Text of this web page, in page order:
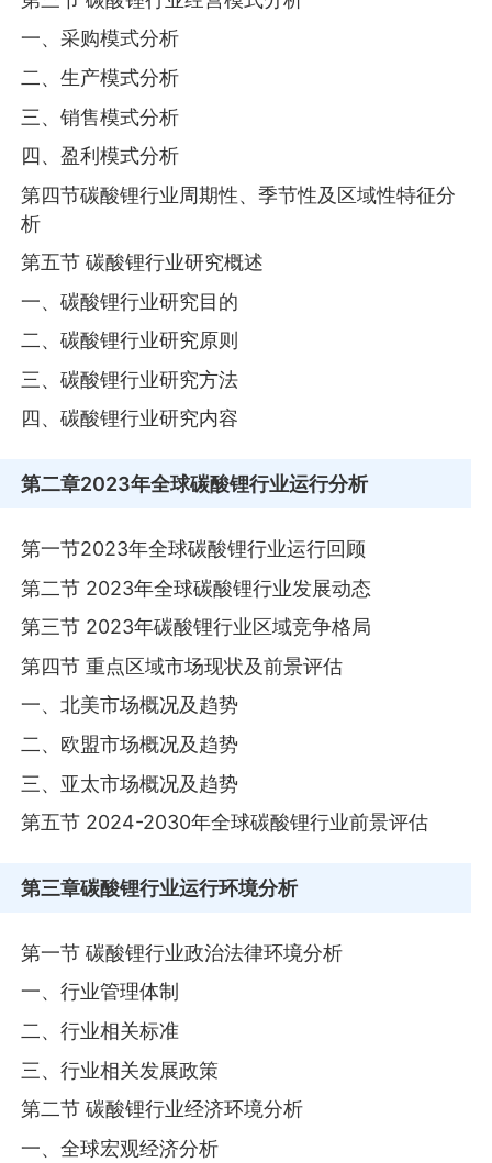
一、采购模式分析
二、生产模式分析
三、销售模式分析
四、盈利模式分析
第四节碳酸锂行业周期性、季节性及区域性特征分
析
第五节 碳酸锂行业研究概述
一、碳酸锂行业研究目的
二、碳酸锂行业研究原则
三、碳酸锂行业研究方法
四、碳酸锂行业研究内容
第二章2023年全球碳酸锂行业运行分析
第一节2023年全球碳酸锂行业运行回顾
第二节 2023年全球碳酸锂行业发展动态
第三节 2023年碳酸锂行业区域竞争格局
第四节 重点区域市场现状及前景评估
一、北美市场概况及趋势
二、欧盟市场概况及趋势
三、亚太市场概况及趋势
第五节 2024-2030年全球碳酸锂行业前景评估
第三章碳酸锂行业运行环境分析
第一节 碳酸锂行业政治法律环境分析
一、行业管理体制
二、行业相关标准
三、行业相关发展政策
第二节 碳酸锂行业经济环境分析
一、全球宏观经济分析